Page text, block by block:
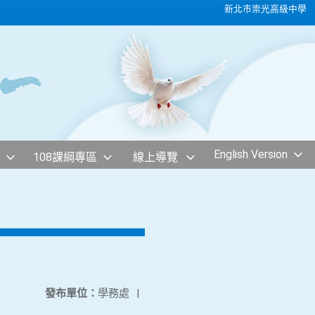
新北市崇光高級中學
108課綱專區 線上導覽 English Version
發布單位： 學務處 |